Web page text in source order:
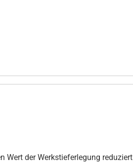
Wert der Werkstieferlegung